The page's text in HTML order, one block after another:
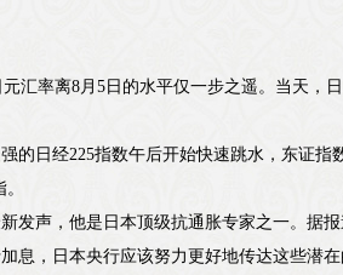
汇率离8月5日的水平仅一步之遥。当天，
的日经225指数午后开始快速跳水，东证指
发声，他是日本顶级抗通胀专家之一。据
息，日本央行应该努力更好地传达这些潜